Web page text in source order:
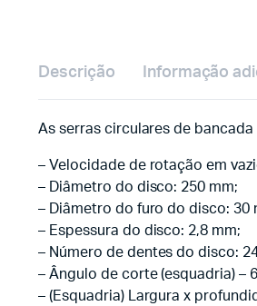
Descrição Informação
As serras circulares de
– Velocidade de rotação em
– Diâmetro do disco: 250 mm;
– Diâmetro do furo do disco: 30
– Espessura do disco: 2,8 mm;
– Número de dentes do disco:
– Ângulo de corte (esquadria) –
– (Esquadria) Largura x